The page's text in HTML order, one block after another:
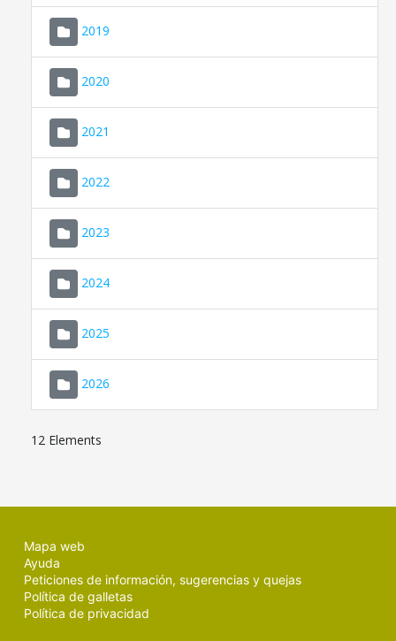
2019
2020
2021
2022
2023
2024
2025
2026
12 Elements
Mapa web
Ayuda
Peticiones de información, sugerencias y quejas
Política de galletas
Política de privacidad